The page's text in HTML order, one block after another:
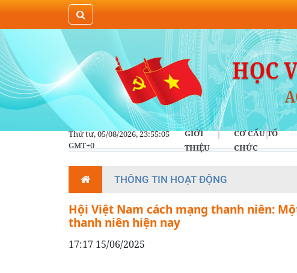
Thứ tư, 05/08/2026, 23:55:06
GMT+0
GIỚI
THIỆU
CƠ CẤU TỔ
CHỨC
THÔNG TIN HOẠT ĐỘNG
Hội Việt Nam cách mạng thanh niên:
thanh niên hiện nay
17:17 15/06/2025